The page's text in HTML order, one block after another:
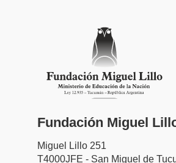
Fundación Miguel
Miguel Lillo 251
T4000JFE - San Miguel de